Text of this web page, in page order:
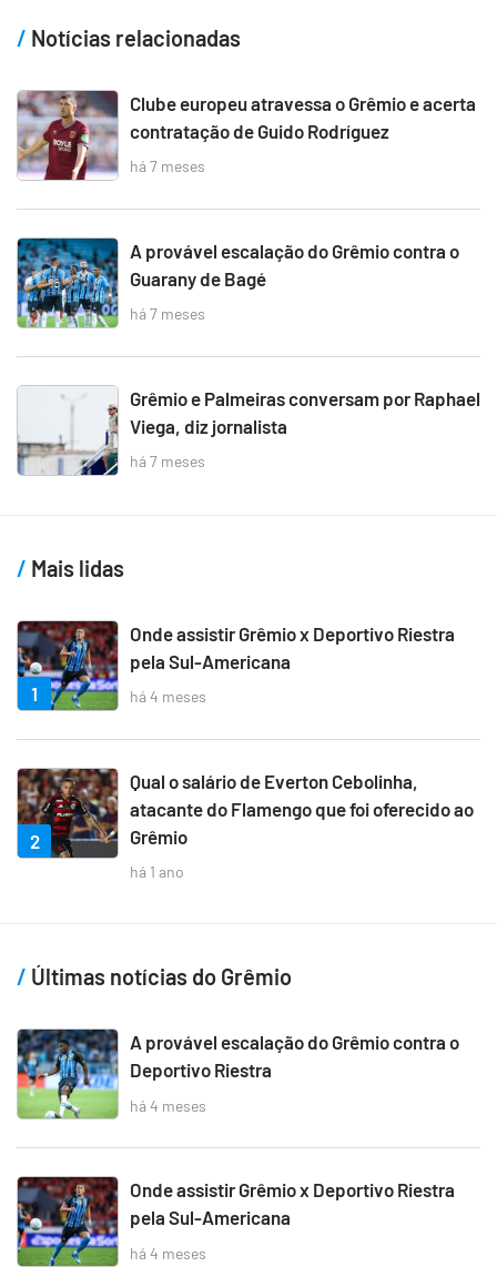
Notícias relacionadas
Clube europeu atravessa o Grêmio e acerta
contratação de Guido Rodríguez
há 7 meses
A provável escalação do Grêmio contra o
Guarany de Bagé
há 7 meses
Grêmio e Palmeiras conversam por Raphael
Viega, diz jornalista
há 7 meses
Mais lidas
1
Onde assistir Grêmio x Deportivo Riestra
pela Sul-Americana
há 4 meses
2
Qual o salário de Everton Cebolinha,
atacante do Flamengo que foi oferecido ao
Grêmio
há 1 ano
Últimas notícias do Grêmio
A provável escalação do Grêmio contra o
Deportivo Riestra
há 4 meses
Onde assistir Grêmio x Deportivo Riestra
pela Sul-Americana
há 4 meses